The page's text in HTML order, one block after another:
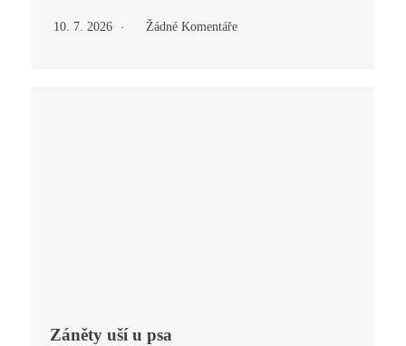
10. 7. 2026 Žádné Komentáře
Záněty uší u psa